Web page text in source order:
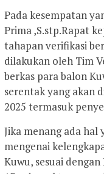
Pada kesempatan
Prima ,S.stp.Rapat
tahapan verifikasi
dilakukan oleh Tim
berkas para balon
serentak yang akan
2025 termasuk
Jika menang ada hal
mengenai
Kuwu, sesuai